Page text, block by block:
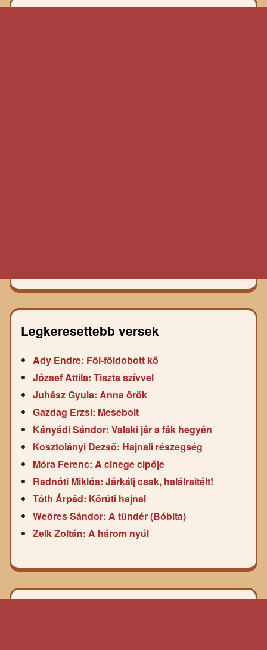
Legkeresettebb versek
Ady Endre: Föl-földobott kő
József Attila: Tiszta szívvel
Juhász Gyula: Anna örök
Gazdag Erzsi: Mesebolt
Kányádi Sándor: Valaki jár a fák hegyén
Kosztolányi Dezső: Hajnali részegség
Móra Ferenc: A cinege cipője
Radnóti Miklós: Járkálj csak, halálraitélt!
Tóth Árpád: Körúti hajnal
Weöres Sándor: A tündér (Bóbita)
Zelk Zoltán: A három nyúl